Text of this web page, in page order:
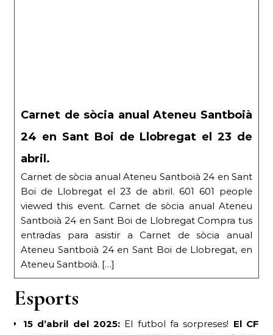
Carnet de sòcia anual Ateneu Santboià
24 en Sant Boi de Llobregat el 23 de
abril.
Carnet de sòcia anual Ateneu Santboià 24 en Sant
Boi de Llobregat el 23 de abril. 601 601 people
viewed this event. Carnet de sòcia anual Ateneu
Santboià 24 en Sant Boi de Llobregat Compra tus
entradas para asistir a Carnet de sòcia anual
Ateneu Santboià 24 en Sant Boi de Llobregat, en
Ateneu Santboià. […]
Esports
15 d’abril del 2025: El futbol fa sorpreses! El CF